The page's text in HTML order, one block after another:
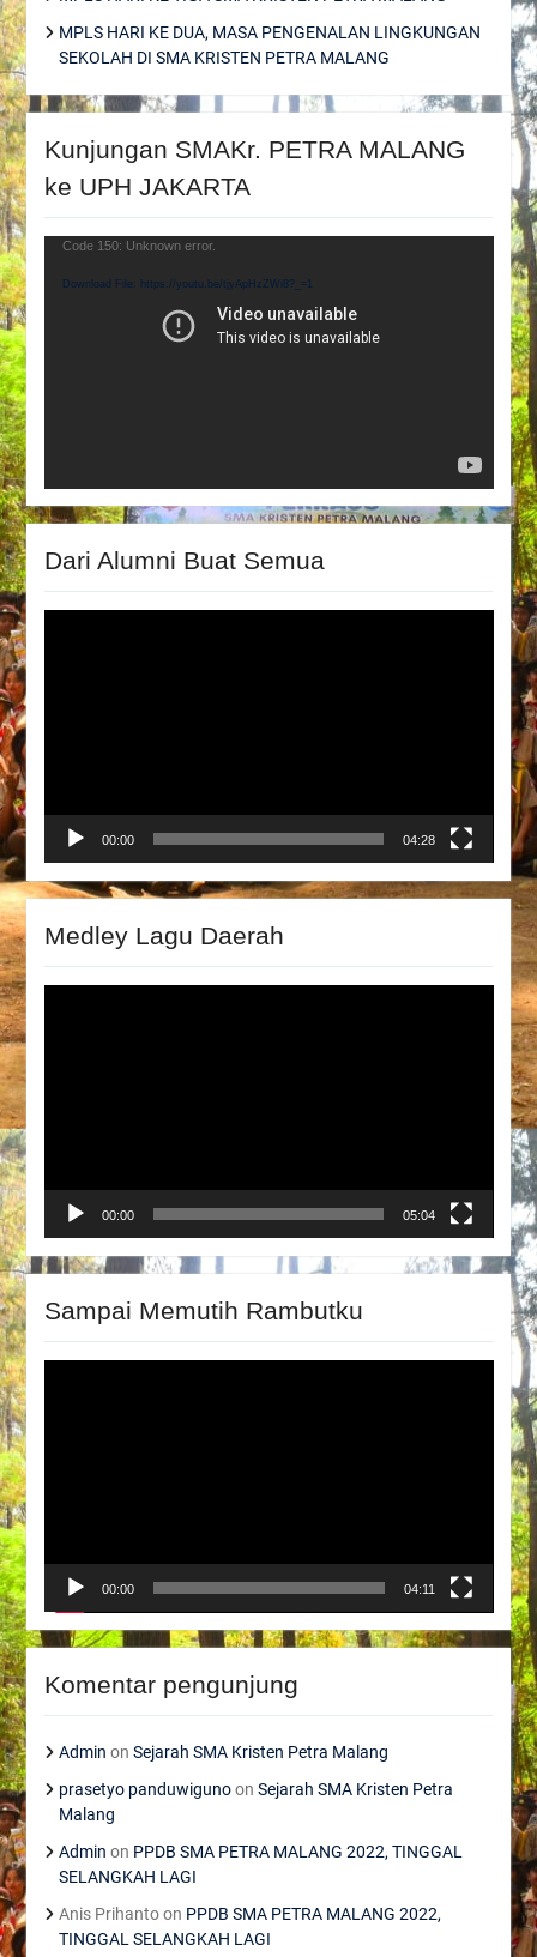
MPLS HARI KE DUA, MASA PENGENALAN LINGKUNGAN
SEKOLAH DI SMA KRISTEN PETRA MALANG
Kunjungan SMAKr. PETRA MALANG
ke UPH JAKARTA
Video
Code 150: Unknown error.
Download File: https://youtu.be/tjyApHzZWi8?_=1
Dari Alumni Buat Semua
00:00 04:28
Medley Lagu Daerah
00:00 05:04
Sampai Memutih Rambutku
00:00 04:11
Komentar pengunjung
Admin on Sejarah SMA Kristen Petra Malang
prasetyo panduwigunoon Sejarah SMA Kristen Petra
Malang
Admin on PPDB SMA PETRA MALANG 2022, TINGGAL
SELANGKAH LAGI
Anis Prihantoon PPDB SMA PETRA MALANG 2022,
TINGGAL SELANGKAH LAGI